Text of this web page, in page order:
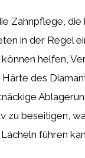
Zahnpflege, die
in der Regel
können helfen,
des
zu beseitigen,
führen